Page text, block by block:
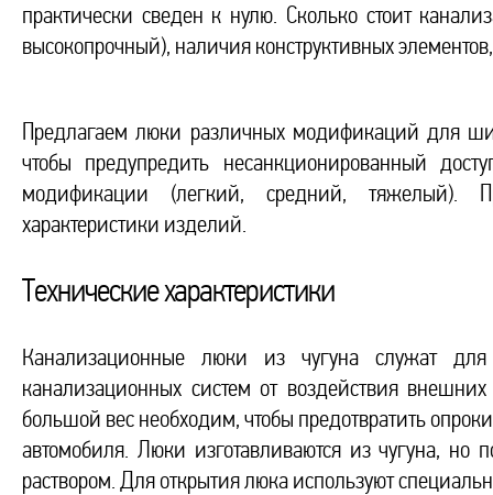
практически сведен к нулю. Сколько стоит
высокопрочный), наличия конструктивных
Предлагаем люки различных модификаций для
чтобы предупредить несанкционированный
модификации (легкий, средний, тяжелый).
характеристики изделий.
Технические характеристики
Канализационные люки из чугуна служат
канализационных систем от воздействия
большой вес необходим, чтобы предотвратить
автомобиля. Люки изготавливаются из чугуна,
раствором. Для открытия люка используют